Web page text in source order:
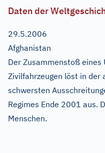
Daten der
29.5.2006
Afghanistan
Der Zusammenstoß
Zivilfahrzeugen löst in der
schwersten
Regimes Ende 2001 aus.
Menschen.